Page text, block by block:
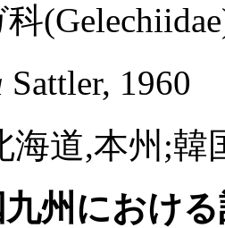
Sattler, 1960
海道,本州;韓
九州におけ